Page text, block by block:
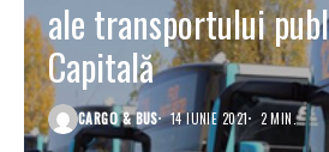
ale transportului
Capitală
CARGO & BUS 14 IUNIE 2021 2 MIN.